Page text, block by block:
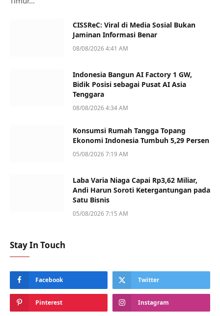
CISSReC: Viral di Media Sosial Bukan
Jaminan Informasi Benar
08/08/2026 4:41 AM
Indonesia Bangun AI Factory 1 GW,
Bidik Posisi sebagai Pusat AI Asia
Tenggara
08/08/2026 4:34 AM
Konsumsi Rumah Tangga Topang
Ekonomi Indonesia Tumbuh 5,29 Persen
05/08/2026 7:19 AM
Laba Varia Niaga Capai Rp3,62 Miliar,
Andi Harun Soroti Ketergantungan pada
Satu Bisnis
05/08/2026 7:15 AM
Stay In Touch
Facebook Twitter
Pinterest Instagram